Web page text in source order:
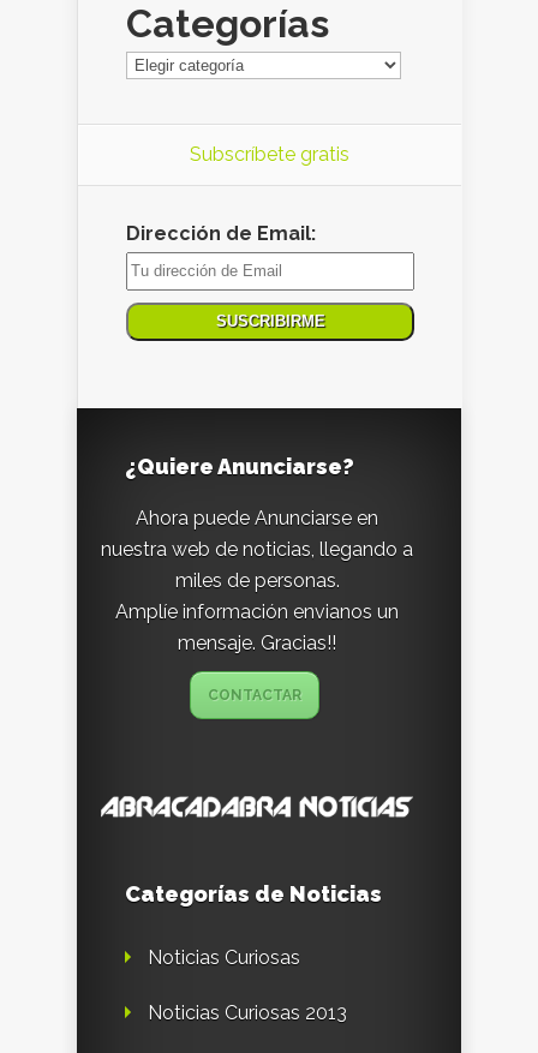
Categorías
Subscríbete gratis
Dirección de Email:
¿Quiere Anunciarse?
Ahora puede Anunciarse en
nuestra web de noticias, llegando a
miles de personas.
Amplíe información envianos un
mensaje. Gracias!!
CONTACTAR
Categorías de Noticias
Noticias Curiosas
Noticias Curiosas 2013